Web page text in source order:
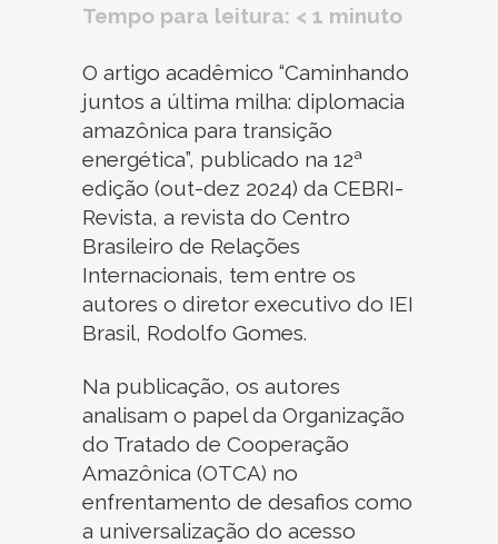
Tempo para leitura: < 1 minuto
O artigo acadêmico “Caminhando
juntos a última milha: diplomacia
amazônica para transição
energética”, publicado na 12ª
edição (out-dez 2024) da CEBRI-
Revista, a revista do Centro
Brasileiro de Relações
Internacionais, tem entre os
autores o diretor executivo do IEI
Brasil, Rodolfo Gomes.
Na publicação, os autores
analisam o papel da Organização
do Tratado de Cooperação
Amazônica (OTCA) no
enfrentamento de desafios como
a universalização do acesso